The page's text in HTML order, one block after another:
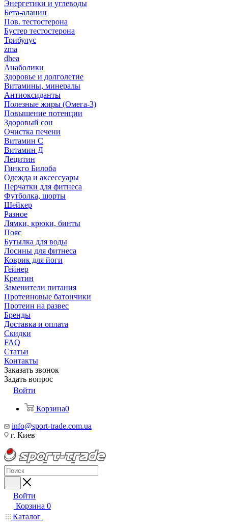
Энергетики и углеводы
Бета-аланин
Пов. тестостерона
Бустер тестостерона
Трибулус
zma
dhea
Анаболики
Здоровье и долголетие
Витамины, минералы
Антиоксиданты
Полезные жиры (Омега-3)
Повышение потенции
Здоровый сон
Очистка печени
Витамин С
Витамин Д
Лецитин
Гинкго Билоба
Одежда и аксессуары
Перчатки для фитнеса
Футболка, шорты
Шейкер
Разное
Лямки, крюки, бинты
Пояс
Бутылка для воды
Лосины для фитнеса
Коврик для йоги
Гейнер
Креатин
Заменители питания
Протеиновые батончики
Протеин на развес
Бренды
Доставка и оплата
Скидки
FAQ
Статьи
Контакты
Заказать звонок
Задать вопрос
Войти
Корзина0
info@sport-trade.com.ua
г. Киев
Войти
Корзина 0
Каталог